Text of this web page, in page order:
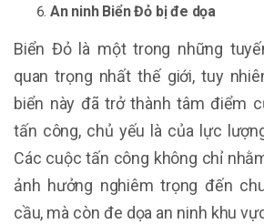
An ninh Biển Đỏ bị đe dọa
Biển Đỏ là một trong những
quan trọng nhất thế giới, tuy
biển này đã trở thành tâm điểm
tấn công, chủ yếu là của lực
Các cuộc tấn công không chỉ
ảnh hưởng nghiêm trọng đến
cầu, mà còn đe dọa an ninh khu